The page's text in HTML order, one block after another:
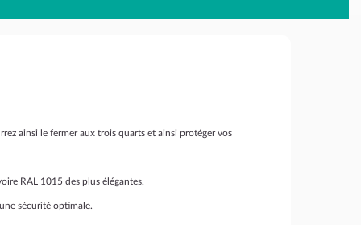
ainsi le fermer aux trois quarts et ainsi protéger vos
RAL 1015 des plus élégantes.
sécurité optimale.